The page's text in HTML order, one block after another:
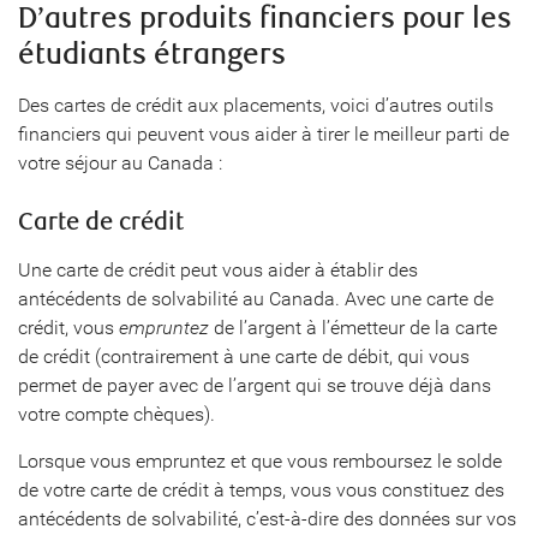
D’autres produits financiers pour les
étudiants étrangers
Des cartes de crédit aux placements, voici d’autres outils
financiers qui peuvent vous aider à tirer le meilleur parti de
votre séjour au Canada :
Carte de crédit
Une carte de crédit peut vous aider à établir des
antécédents de solvabilité au Canada. Avec une carte de
crédit, vous empruntez de l’argent à l’émetteur de la carte
de crédit (contrairement à une carte de débit, qui vous
permet de payer avec de l’argent qui se trouve déjà dans
votre compte chèques).
Lorsque vous empruntez et que vous remboursez le solde
de votre carte de crédit à temps, vous vous constituez des
antécédents de solvabilité, c’est-à-dire des données sur vos